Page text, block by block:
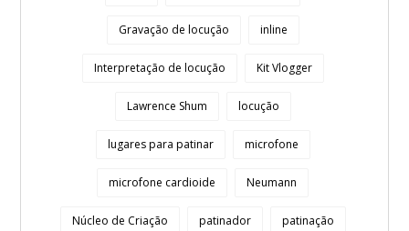
Gravação de locução inline
Interpretação de locução Kit Vlogger
Lawrence Shum locução
lugares para patinar microfone
microfone cardioide Neumann
Núcleo de Criação patinador patinação